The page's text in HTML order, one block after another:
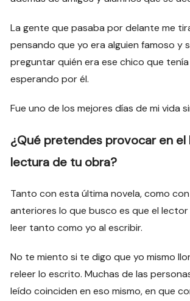
La gente que pasaba por delante me
pensando que yo era alguien famoso y
preguntar quién era ese chico que
esperando por él.
Fue uno de los mejores días de mi vida
¿Qué pretendes provocar en
lectura de tu obra?
Tanto con esta última novela, como
anteriores lo que busco es que el lector
leer tanto como yo al escribir.
No te miento si te digo que yo mismo
releer lo escrito. Muchas de las
leído coinciden en eso mismo, en que